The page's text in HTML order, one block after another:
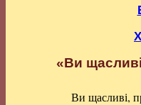
«Ви
Ви щасливі,